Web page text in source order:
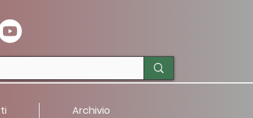
Archivio